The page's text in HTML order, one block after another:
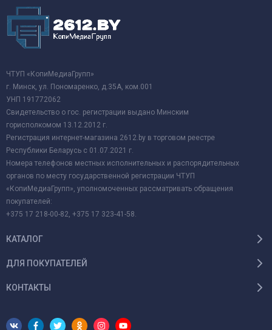
ЧТУП «КопиМедиаГрупп»
г. Минск, ул. Пономаренко, д.35А, ком.001
УНП 191772062
Свидетельство о гос. регистрации выдано Минским
горисполкомом 13.12.2012 г.
Регистрация интернет-магазина 2612.by в торговом реестре
Республики Беларусь с 01.07.2021 г.
Номера телефонов местных исполнительных и распорядительных
органов по месту государственной регистрации ЧТУП
«КопиМедиаГрупп», уполномоченных рассматривать обращения
покупателей:
+375 17 218-00-82, +375 17 323-41-58.
КАТАЛОГ
ДЛЯ ПОКУПАТЕЛЕЙ
КОНТАКТЫ